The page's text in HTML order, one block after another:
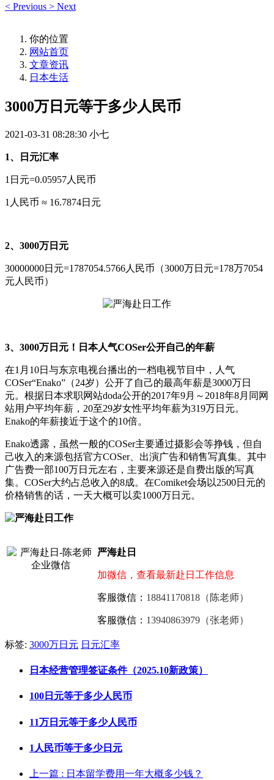
< Previous > Next
你的位置
网站首页
文章资讯
日本生活
3000万日元等于多少人民币
2021-03-31 08:28:30 小七
1、日元汇率
1日元=0.05957人民币
1人民币 ≈ 16.7874日元
2、3000万日元
30000000日元=1787054.5766人民币（3000万日元=178万7054
元人民币）
3、3000万日元！日本人气COSer公开自己的年薪
在1月10日与东京电视台播出的一档电视节目中，人气
COSer“Enako”（24岁）公开了自己的最高年薪是3000万日
元。根据日本求职网站doda公开的2017年9月～2018年8月同网
站用户平均年薪，20至29岁女性平均年薪为319万日元。
Enako的年薪接近于这个的10倍。
Enako透露，虽然一般的COSer主要通过摄影会等挣钱，但自
己收入的来源包括官方COSer、出演广告和销售写真集。其中
广告费一部100万日元左右，主要来源还是自费出版的写真
集。COSer大约占总收入的8成。在Comiket会场以2500日元的
价格销售的话，一天大概可以卖1000万日元。
严海赴日
加微信，查看最新赴日工作信息
客服微信： 18841170818（陈老师）
客服微信： 13940863979（张老师）
标签: 3000万日元 日元汇率
日本经营管理签证条件（2025.10新政策）
100日元等于多少人民币
11万日元等于多少人民币
1人民币等于多少日元
上一篇 : 日本留学费用一年大概多少钱？